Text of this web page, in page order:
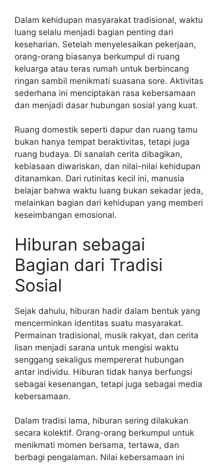
Dalam kehidupan masyarakat tradisional, waktu
luang selalu menjadi bagian penting dari
keseharian. Setelah menyelesaikan pekerjaan,
orang-orang biasanya berkumpul di ruang
keluarga atau teras rumah untuk berbincang
ringan sambil menikmati suasana sore. Aktivitas
sederhana ini menciptakan rasa kebersamaan
dan menjadi dasar hubungan sosial yang kuat.
Ruang domestik seperti dapur dan ruang tamu
bukan hanya tempat beraktivitas, tetapi juga
ruang budaya. Di sanalah cerita dibagikan,
kebiasaan diwariskan, dan nilai-nilai kehidupan
ditanamkan. Dari rutinitas kecil ini, manusia
belajar bahwa waktu luang bukan sekadar jeda,
melainkan bagian dari kehidupan yang memberi
keseimbangan emosional.
Hiburan sebagai
Bagian dari Tradisi
Sosial
Sejak dahulu, hiburan hadir dalam bentuk yang
mencerminkan identitas suatu masyarakat.
Permainan tradisional, musik rakyat, dan cerita
lisan menjadi sarana untuk mengisi waktu
senggang sekaligus mempererat hubungan
antar individu. Hiburan tidak hanya berfungsi
sebagai kesenangan, tetapi juga sebagai media
kebersamaan.
Dalam tradisi lama, hiburan sering dilakukan
secara kolektif. Orang-orang berkumpul untuk
menikmati momen bersama, tertawa, dan
berbagi pengalaman. Nilai kebersamaan ini